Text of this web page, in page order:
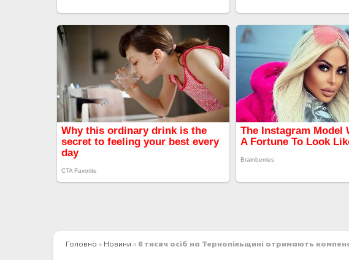
Головна » Новини » 6 тисяч осіб на Тернопільщині отримають